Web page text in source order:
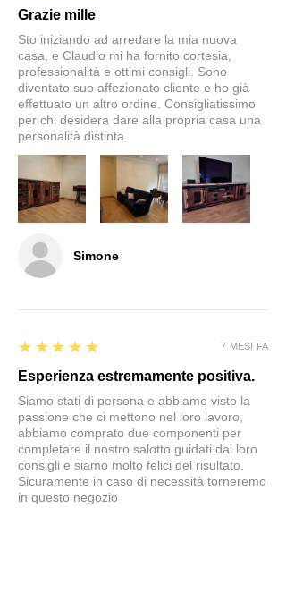
Simone
Grazie mille
Sto iniziando ad arredare la mia nuova
casa, e Claudio mi ha fornito cortesia,
professionalità e ottimi consigli. Sono
diventato suo affezionato cliente e ho già
effettuato un altro ordine. Consigliatissimo
per chi desidera dare alla propria casa una
personalità distinta.
5
★★★★★
Esperienza estremamente positiva.
Siamo stati di persona e abbiamo visto la
passione che ci mettono nel loro lavoro,
abbiamo comprato due componenti per
completare il nostro salotto guidati dai loro
consigli e siamo molto felici del risultato.
Sicuramente in caso di necessità torneremo
in questo negozio
7 MESI FA